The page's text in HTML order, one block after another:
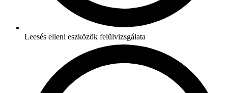
Leesés elleni eszközök felülvizsgálata